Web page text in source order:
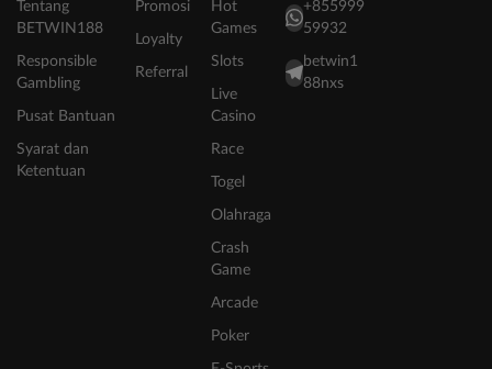
Tentang
BETWIN188
Responsible
Gambling
Pusat Bantuan
Syarat dan
Ketentuan
Promosi
Loyalty
Referral
Hot
Games
Slots
Live
Casino
Race
Togel
Olahraga
Crash
Game
Arcade
Poker
+855999
59932
betwin1
88nxs